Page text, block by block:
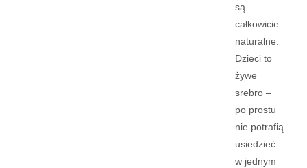
są
całkowicie
naturalne.
Dzieci to
żywe
srebro –
po prostu
nie potrafią
usiedzieć
w jednym